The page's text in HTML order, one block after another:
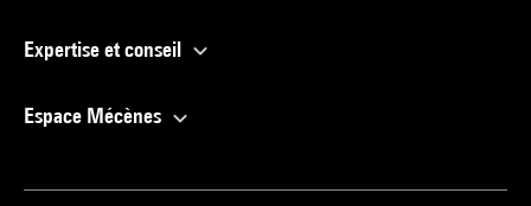
Expertise et conseil
Espace Mécènes